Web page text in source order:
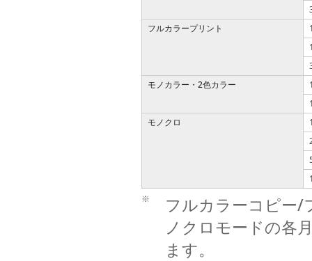
フルカラープリント
モノカラー・2色カラー
モノクロ
※
フルカラーコピー/
ノクロモードの各
ます。